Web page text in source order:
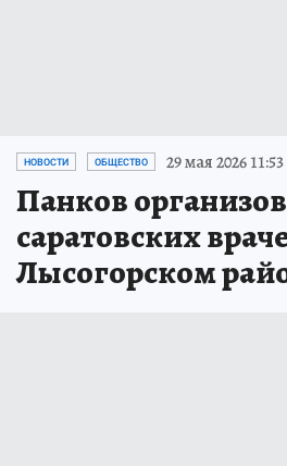
НОВОСТИ ОБЩЕСТВО 29 мая 2026 11:53
Панков
саратовских
Лысогорском